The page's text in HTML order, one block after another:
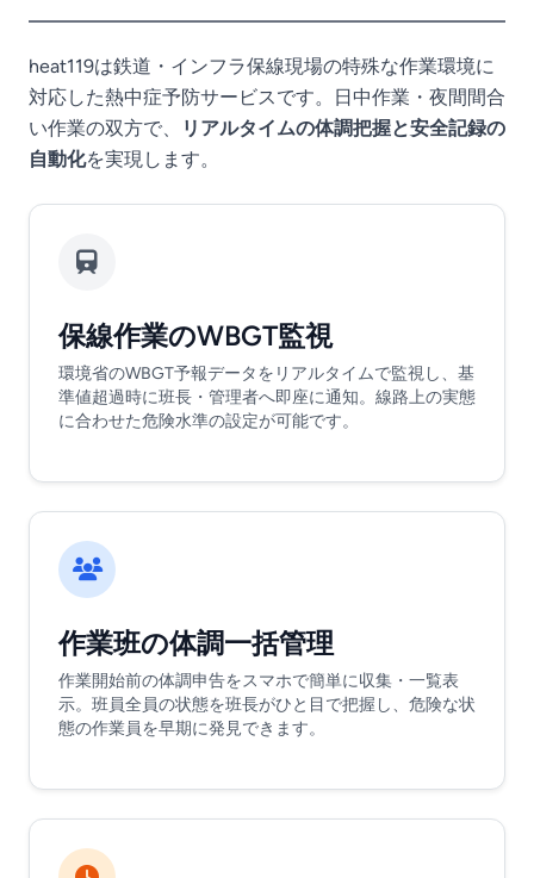
heat119は鉄道・インフラ保線現場の特殊な作業環境に
対応した熱中症予防サービスです。日中作業・夜間間合
い作業の双方で、
リアルタイムの体調把握と安全記録の
自動化を実現します。
保線作業のWBGT監視
環境省のWBGT予報データをリアルタイムで監視し、基
準値超過時に班長・管理者へ即座に通知。線路上の実態
に合わせた危険水準の設定が可能です。
作業班の体調一括管理
作業開始前の体調申告をスマホで簡単に収集・一覧表
示。班員全員の状態を班長がひと目で把握し、危険な状
態の作業員を早期に発見できます。